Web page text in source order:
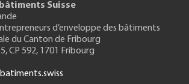
Suisse
d’enveloppe des bâtiments
du Canton de Fribourg
, CP 592, 1701 Fribourg